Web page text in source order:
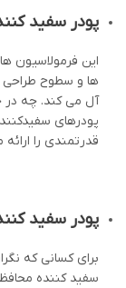
پودر سفید
این فرمولاسیون
ها و سطوح طراحی
آل می کند. چه در
پودرهای
قدرتمندی را
پودر سفید
برای کسانی که
سفید کننده